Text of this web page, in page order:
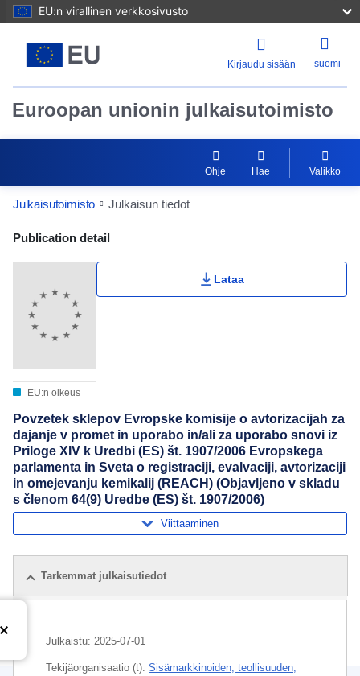
EU:n virallinen verkkosivusto
Kirjaudu sisään suomi
Euroopan unionin julkaisutoimisto
Ohje Hae Valikko
Julkaisutoimisto Julkaisun tiedot
Publication Detail Actions Portlet
Publication detail
EU:n oikeus
Lataa
Povzetek sklepov Evropske komisije o avtorizacijah za
dajanje v promet in uporabo in/ali za uporabo snovi iz
Priloge XIV k Uredbi (ES) št. 1907/2006 Evropskega
parlamenta in Sveta o registraciji, evalvaciji, avtorizaciji
in omejevanju kemikalij (REACH) (Objavljeno v skladu
s členom 64(9) Uredbe (ES) št. 1907/2006)
Viittaaminen
Tarkemmat julkaisutiedot
Julkaistu: 2025-07-01
Tekijäorganisaatio (t): Sisämarkkinoiden, teollisuuden,